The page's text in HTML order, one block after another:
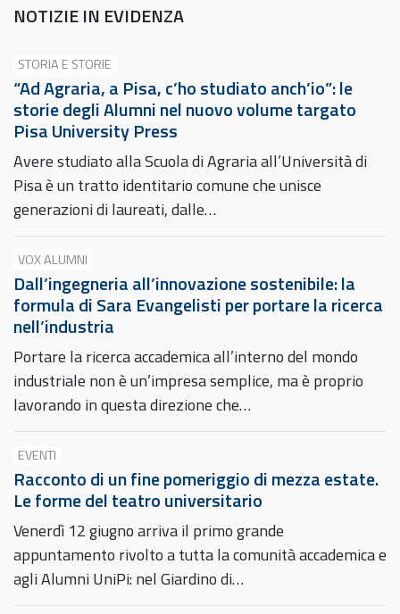
NOTIZIE IN EVIDENZA
STORIA E STORIE
“Ad Agraria, a Pisa, c’ho studiato anch’io”: le
storie degli Alumni nel nuovo volume targato
Pisa University Press
Avere studiato alla Scuola di Agraria all’Università di
Pisa è un tratto identitario comune che unisce
generazioni di laureati, dalle…
VOX ALUMNI
Dall’ingegneria all’innovazione sostenibile: la
formula di Sara Evangelisti per portare la ricerca
nell’industria
Portare la ricerca accademica all’interno del mondo
industriale non è un’impresa semplice, ma è proprio
lavorando in questa direzione che…
EVENTI
Racconto di un fine pomeriggio di mezza estate.
Le forme del teatro universitario
Venerdì 12 giugno arriva il primo grande
appuntamento rivolto a tutta la comunità accademica e
agli Alumni UniPi: nel Giardino di…